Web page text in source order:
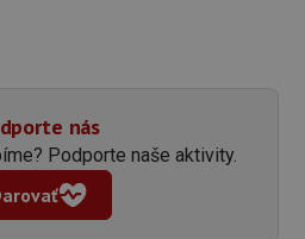
nás
Podporte naše aktivity.